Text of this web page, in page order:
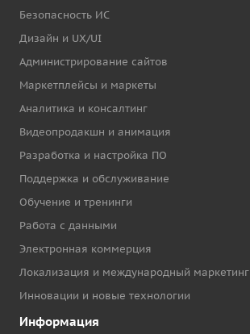
Безопасность ИС
Дизайн и UX/UI
Администрирование сайтов
Маркетплейсы и маркеты
Аналитика и консалтинг
Видеопродакшн и анимация
Разработка и настройка ПО
Поддержка и обслуживание
Обучение и тренинги
Работа с данными
Электронная коммерция
Локализация и международный маркетинг
Инновации и новые технологии
Информация